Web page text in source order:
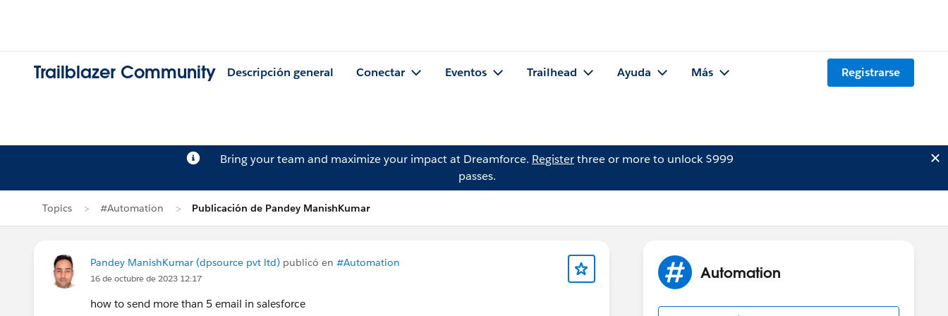
Trailblazer Community Descripción general Conectar Eventos Trailhead Ayuda Más Registrarse
Bring your team and maximize your impact at Dreamforce. Registerthree or more to unlock $999
passes.
Topics #Automation Publicación de Pandey ManishKumar
Pandey ManishKumar (dpsource pvt ltd) publicó en #Automation
16 de octubre de 2023 12:17
how to send more than 5 email in salesforce
Automation